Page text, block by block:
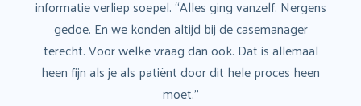
informatie verliep soepel. “Alles ging vanzelf. Nergens
gedoe. En we konden altijd bij de casemanager
terecht. Voor welke vraag dan ook. Dat is allemaal
heen fijn als je als patiënt door dit hele proces heen
moet.”